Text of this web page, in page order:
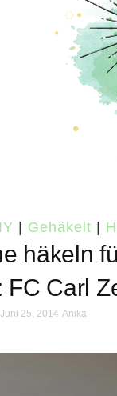
| Gehäkelt |
häkeln
FC Carl
Juni 25, 2014 Anika